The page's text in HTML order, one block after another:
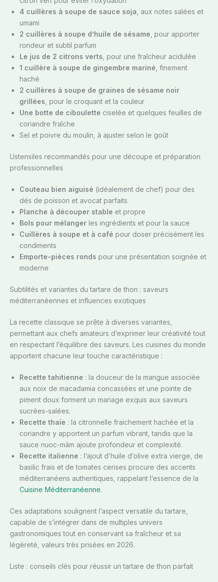
4 cuillères à soupe de sauce soja , aux notes salées et
umami
2 cuillères à soupe d’huile de sésame , pour apporter
rondeur et subtil parfum
Le jus de 2 citrons verts , pour une fraîcheur acidulée
1 cuillère à soupe de gingembre mariné , finement
haché
2 cuillères à soupe de graines de sésame noir
grillées , pour le croquant et la couleur
Une botte de ciboulette ciselée et quelques feuilles de
coriandre fraîche
Sel et poivre du moulin, à ajuster selon le goût
Ustensiles recommandés pour une découpe et préparation
professionnelles
Couteau bien aiguisé (idéalement de chef) pour des
dés de poisson et avocat parfaits
Planche à découper stable et propre
Bols pour mélanger les ingrédients et pour la sauce
Cuillères à soupe et à café pour doser précisément les
condiments
Emporte-pièces ronds pour une présentation soignée et
moderne
Subtilités et variantes du tartare de thon : saveurs
méditerranéennes et influences exotiques
La recette classique se prête à diverses variantes,
permettant aux chefs amateurs d’exprimer leur créativité tout
en respectant l’équilibre des saveurs. Les cuisines du monde
apportent chacune leur touche caractéristique :
Recette tahitienne : la douceur de la mangue associée
aux noix de macadamia concassées et une pointe de
piment doux forment un mariage exquis aux saveurs
sucrées-salées.
Recette thaïe : la citronnelle fraichement hachée et la
coriandre y apportent un parfum vibrant, tandis que la
sauce nuoc-mâm ajoute profondeur et complexité.
Recette italienne : l’ajout d’huile d’olive extra vierge, de
basilic frais et de tomates cerises procure des accents
méditerranéens authentiques, rappelant l’essence de la
Cuisine Méditerranéenne.
Ces adaptations soulignent l’aspect versatile du tartare,
capable de s’intégrer dans de multiples univers
gastronomiques tout en conservant sa fraîcheur et sa
légèreté, valeurs très prisées en 2026.
Liste : conseils clés pour réussir un tartare de thon parfait